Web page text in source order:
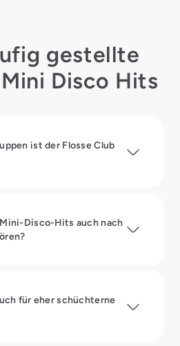
gestellte
Disco Hits
ist der Flosse Club
Disco-Hits auch nach
für eher schüchterne